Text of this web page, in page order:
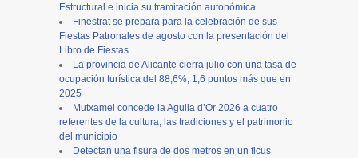
Estructural e inicia su tramitación autonómica
Finestrat se prepara para la celebración de sus
Fiestas Patronales de agosto con la presentación del
Libro de Fiestas
La provincia de Alicante cierra julio con una tasa de
ocupación turística del 88,6%, 1,6 puntos más que en
2025
Mutxamel concede la Agulla d’Or 2026 a cuatro
referentes de la cultura, las tradiciones y el patrimonio
del municipio
Detectan una fisura de dos metros en un ficus